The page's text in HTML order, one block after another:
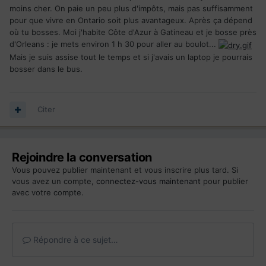
moins cher. On paie un peu plus d'impôts, mais pas suffisamment
pour que vivre en Ontario soit plus avantageux. Après ça dépend
où tu bosses. Moi j'habite Côte d'Azur à Gatineau et je bosse près
d'Orleans : je mets environ 1 h 30 pour aller au boulot...
Mais je suis assise tout le temps et si j'avais un laptop je pourrais
bosser dans le bus.
Citer
Rejoindre la conversation
Vous pouvez publier maintenant et vous inscrire plus tard. Si
vous avez un compte, connectez-vous maintenant pour publier
avec votre compte.
Répondre à ce sujet…